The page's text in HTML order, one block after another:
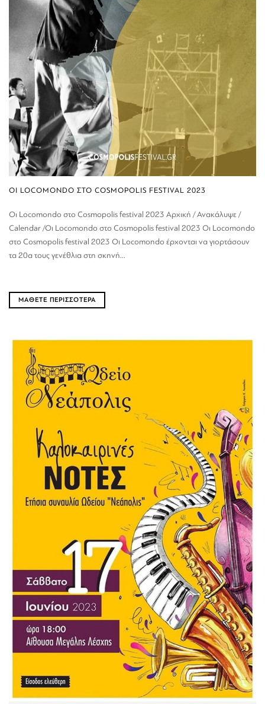
ΟΙ LOCOMONDO ΣΤΟ COSMOPOLIS FESTIVAL 2023
Οι Locomondo στο Cosmopolis festival 2023 Αρχική / Ανακάλυψε /
Calendar /Οι Locomondo στο Cosmopolis festival 2023 Οι Locomondo
στο Cosmopolis festival 2023 Οι Locomondo έρχονται να γιορτάσουν
τα 20α τους γενέθλια στη σκηνή...
ΜΑΘΕΤΕ ΠΕΡΙΣΣΟΤΕΡΑ